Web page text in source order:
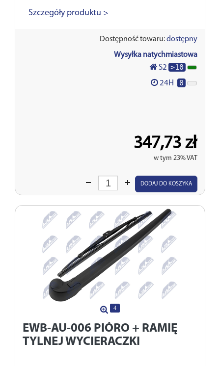
Szczegóły produktu >
Dostępność towaru:dostępny
Wysyłka natychmiastowa
S2 >10
24H 0
347,73 zł
w tym 23% VAT
Wprowadź
DODAJ DO KOSZYKA
4
EWB-AU-006 PIÓRO + RAMIĘ
TYLNEJ WYCIERACZKI